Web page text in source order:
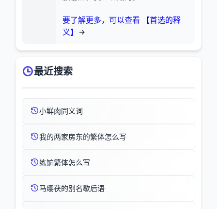
要了解更多，可以查看 【首选的释
义】
最近搜索
小鲜肉同义词
我的两家房东的繁体怎么写
练饷繁体怎么写
马缨茯的别名歇后语